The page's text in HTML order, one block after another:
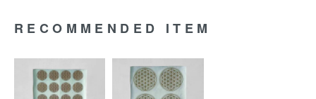
RECOMMENDED ITEM